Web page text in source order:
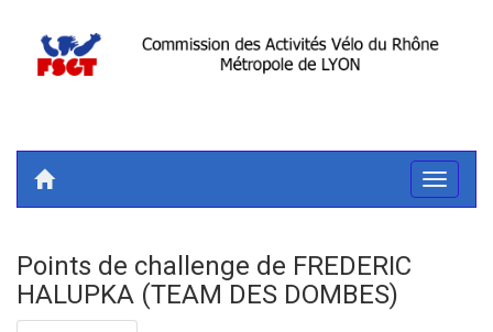
Toggle
Points de challenge de FREDERIC
HALUPKA (TEAM DES DOMBES)